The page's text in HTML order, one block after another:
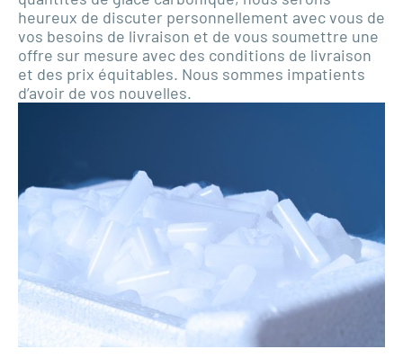
heureux de discuter personnellement avec vous de
vos besoins de livraison et de vous soumettre une
offre sur mesure avec des conditions de livraison
et des prix équitables. Nous sommes impatients
d’avoir de vos nouvelles.